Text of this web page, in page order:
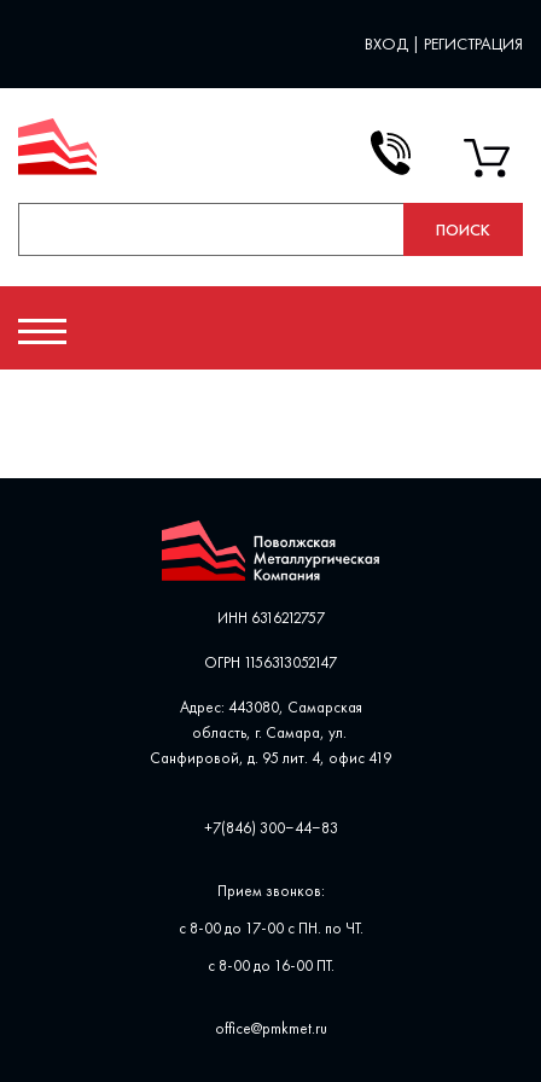
ВХОД | РЕГИСТРАЦИЯ
ИНН 6316212757
ОГРН 1156313052147
Адрес: 443080, Самарская
область, г. Самара, ул. ​
Санфировой, д. 95 лит. 4, офис ​419
+7(846) 300‒44‒83
Прием звонков:
с 8-00 до 17-00 с ПН. по ЧТ.
с 8-00 до 16-00 ПТ.
office@pmkmet.ru